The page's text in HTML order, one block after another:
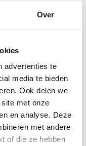
Over
advertenties te
media te bieden
Ook delen we
met onze
en analyse. Deze
met andere
of die ze hebben
op de voet van